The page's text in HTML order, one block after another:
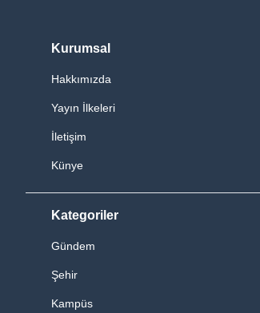
Kurumsal
Hakkımızda
Yayın İlkeleri
İletişim
Künye
Kategoriler
Gündem
Şehir
Kampüs